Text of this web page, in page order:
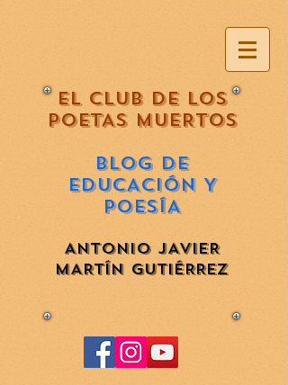
EL CLUB DE LOS
POETAS MUERTOS
BLOG DE
EDUCACIÓN Y
POESÍA
ANTONIO JAVIER
MARTÍN GUTIÉRREZ